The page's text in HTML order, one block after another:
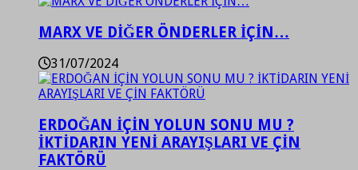
MARX VE DİĞER ÖNDERLER İÇİN…
31/07/2024
ERDOĞAN İÇİN YOLUN SONU MU ?
İKTİDARIN YENİ ARAYIŞLARI VE ÇİN
FAKTÖRÜ